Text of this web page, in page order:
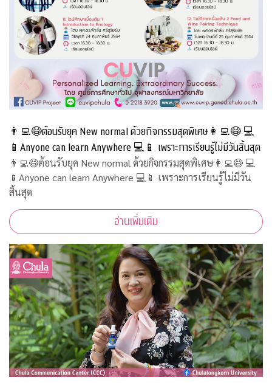
👨‍💻😷ต้อนรับยุค New normal ด้วยกิจกรรมสุดพิเศษ👩‍💻😷 💻
📱Anyone can learn Anywhere 💻📱 เพราะการเรียนรู้ไม่มีวันสิ้นสุด
👨‍💻😷ต้อนรับยุค New normal ด้วยกิจกรรมสุดพิเศษ👩‍💻😷 💻
📱Anyone can learn Anywhere 💻📱 เพราะการเรียนรู้ไม่มีวัน
สิ้นสุด
อ่านเพิ่มเติม